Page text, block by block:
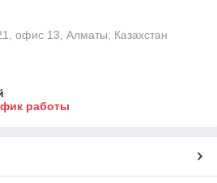
офис 13, Алматы, Казахстан
работы